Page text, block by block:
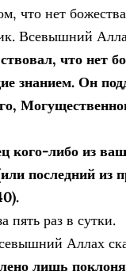
что нет
Всевышний
что нет
знанием. Он
кого-либо из
последний из
пять раз в сутки.
Аллах
лишь